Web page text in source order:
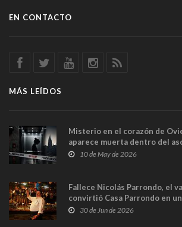
EN CONTACTO
MÁS LEÍDOS
Misterio en el corazón de
aparece muerta dentro del
y las cámaras captan sus
10 de May de 2026
Fallece Nicolás Parrondo, el
convirtió Casa Parrondo en
en Madrid
30 de Jun de 2026